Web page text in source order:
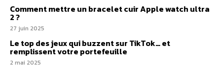
Comment mettre un bracelet cuir Apple watch ultra
2 ?
27 juin 2025
Le top des jeux qui buzzent sur TikTok… et
remplissent votre portefeuille
2 mai 2025